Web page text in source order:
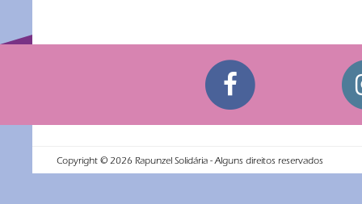
Post
Copyright © 2026 Rapunzel Solidária - Alguns direitos reservados